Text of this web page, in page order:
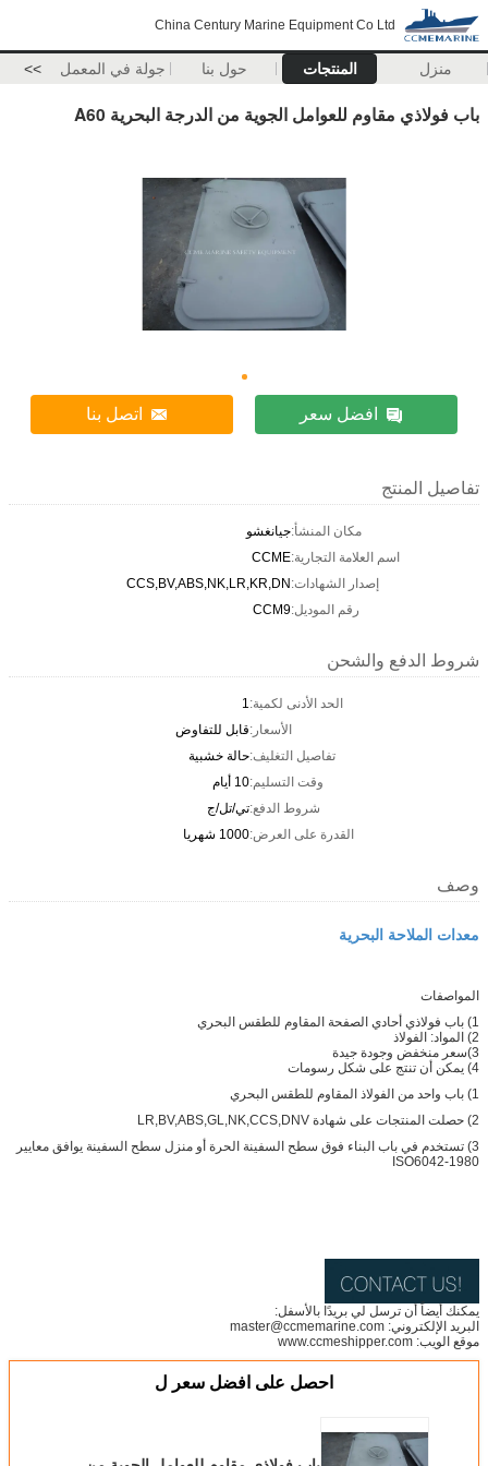
China Century Marine Equipment Co Ltd
منزل المنتجات حول بنا جولة في المعمل >>
باب فولاذي مقاوم للعوامل الجوية من الدرجة البحرية A60
افضل سعر اتصل بنا
تفاصيل المنتج
مكان المنشأ:جيانغشو
اسم العلامة التجارية:CCME
إصدار الشهادات:CCS,BV,ABS,NK,LR,KR,DN
رقم الموديل:CCM9
شروط الدفع والشحن
الحد الأدنى لكمية:1
الأسعار:قابل للتفاوض
تفاصيل التغليف:حالة خشبية
وقت التسليم:10 أيام
شروط الدفع:تي/تل/ج
القدرة على العرض:1000 شهريا
وصف
معدات الملاحة البحرية
المواصفات
1) باب فولاذي أحادي الصفحة المقاوم للطقس البحري
2) المواد: الفولاذ
3)سعر منخفض وجودة جيدة
4) يمكن أن تنتج على شكل رسومات
1) باب واحد من الفولاذ المقاوم للطقس البحري
2) حصلت المنتجات على شهادة LR,BV,ABS,GL,NK,CCS,DNV
3) تستخدم في باب البناء فوق سطح السفينة الحرة أو منزل سطح السفينة يوافق معايير
ISO6042-1980
يمكنك أيضاً أن ترسل لي بريدًا بالأسفل:
البريد الإلكتروني: master@ccmemarine.com
موقع الويب: www.ccmeshipper.com
احصل على افضل سعر ل